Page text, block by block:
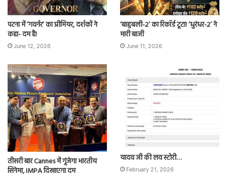
पटना में ‘गवर्नर’ का प्रीमियर, दर्शकों ने
कहा- दम है!
June 12, 2026
‘बाहुबली-2’ का रिकॉर्ड टूटा! ‘धुरंधर-2’ ने
मारी बाजी
June 11, 2026
तीसरी बार Cannes में गूंजेगा भारतीय
सिनेमा, IMPA दिखाएगा दम
यादव जी की लव स्टोरी…
February 21, 2026